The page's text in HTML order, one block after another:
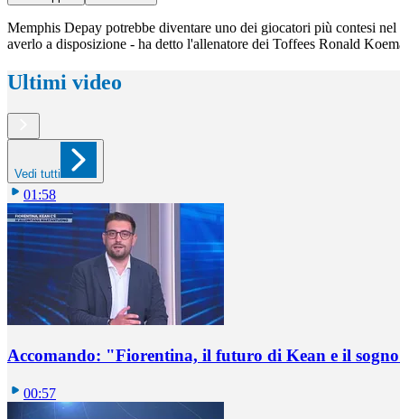
Memphis Depay potrebbe diventare uno dei giocatori più contesi
averlo a disposizione - ha detto l'allenatore dei Toffees Ronald
Ultimi video
Vedi tutti
01:58
Accomando: "Fiorentina, il futuro di Kean e il
00:57